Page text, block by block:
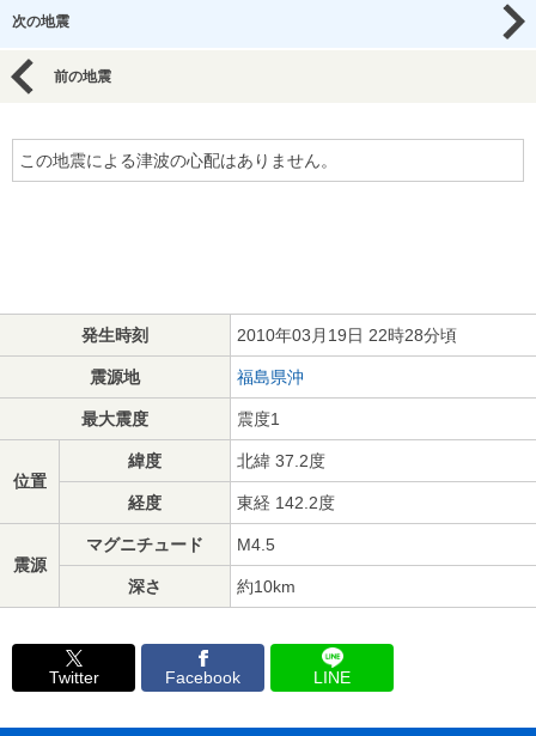
次の地震
前の地震
この地震による津波の心配はありません。
発生時刻 2010年03月19日 22時28分頃
震源地 福島県沖
最大震度 震度1
位置
緯度 北緯 37.2度
経度 東経 142.2度
震源
マグニチュード M4.5
深さ 約10km
Twitter Facebook LINE